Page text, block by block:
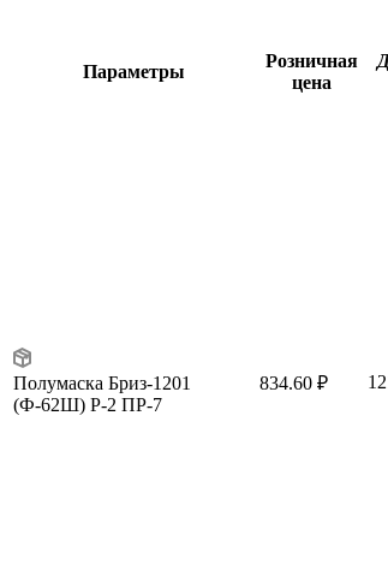
Параметры
Розничная
цена
Полумаска Бриз-1201
(Ф-62Ш) P-2 ПР-7
834.60 ₽